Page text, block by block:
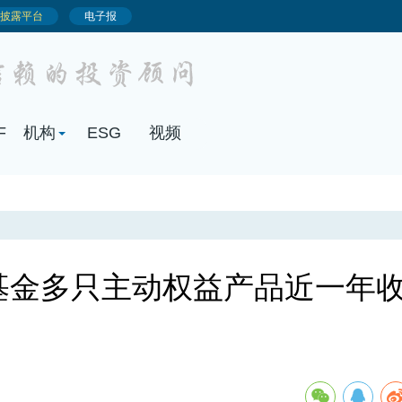
多只主动权益产品近一年